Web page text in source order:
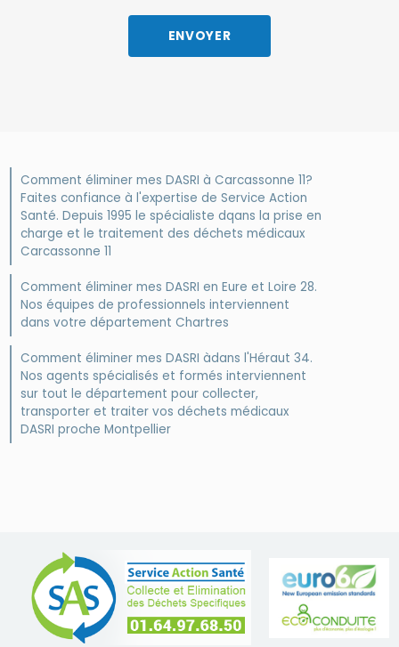
Comment éliminer mes DASRI à Carcassonne 11?
Faites confiance à l'expertise de Service Action
Santé. Depuis 1995 le spécialiste dqans la prise en
charge et le traitement des déchets médicaux
Carcassonne 11
Comment éliminer mes DASRI en Eure et Loire 28.
Nos équipes de professionnels interviennent
dans votre département Chartres
Comment éliminer mes DASRI àdans l'Héraut 34.
Nos agents spécialisés et formés interviennent
sur tout le département pour collecter,
transporter et traiter vos déchets médicaux
DASRI proche Montpellier